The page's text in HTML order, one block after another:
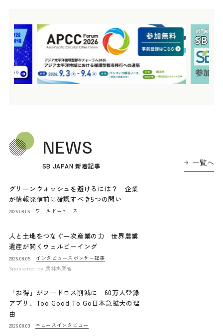
NEWS
SB JAPAN 新着記事 一覧へ
グリーンウォッシュを避けるには？ 企業
が情報発信前に確認すべき5つの問い
2026.08.06 ワールドニュース
人と土地をつなぐ一次産業の力 世界農業
遺産が開くウェルビーイング
2026.08.05 インタビュー スポンサー記事
Sponsored by 農林水産省
「お得」がフードロス削減に 60万人登録
アプリ、Too Good To Go日本急拡大の理
由
2026.08.03 ニュース インタビュー